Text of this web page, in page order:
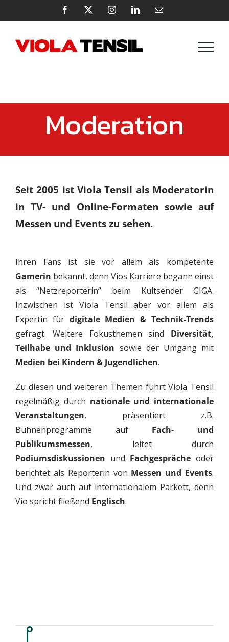
Inhalt
Facebook InstagramLinkedInE-
Moderation
Seit 2005 ist Viola Tensil als Moderatorin
in TV- und Online-Formaten sowie auf
Messen und Events zu sehen.
Ihren Fans ist sie vor allem als kompetente
Gamerin bekannt, denn Vios Karriere begann einst
als “Netzreporterin” beim Kultsender GIGA.
Inzwischen ist Viola Tensil aber vor allem als
Expertin für digitale Medien & Technik-Trends
gefragt. Weitere Fokusthemen sind Diversität,
Teilhabe und Inklusion sowie der Umgang mit
Medien bei Kindern & Jugendlichen.
Zu diesen und weiteren Themen führt Viola Tensil
regelmäßig durch nationale und internationale
Veranstaltungen, präsentiert z.B.
Bühnenprogramme auf Fach- und
Publikumsmessen, leitet durch
Podiumsdiskussionen und Fachgespräche oder
berichtet als Reporterin von Messen und Events.
Und zwar auch auf internationalem Parkett, denn
Vio spricht fließend Englisch.